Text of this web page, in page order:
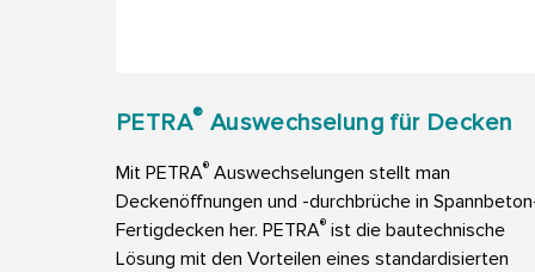
PETRA® Auswechselung für Decken
Mit PETRA® Auswechselungen stellt man
Deckenöffnungen und -durchbrüche in
Fertigdecken her. PETRA® ist die bautechnische
Lösung mit den Vorteilen eines standardisierten